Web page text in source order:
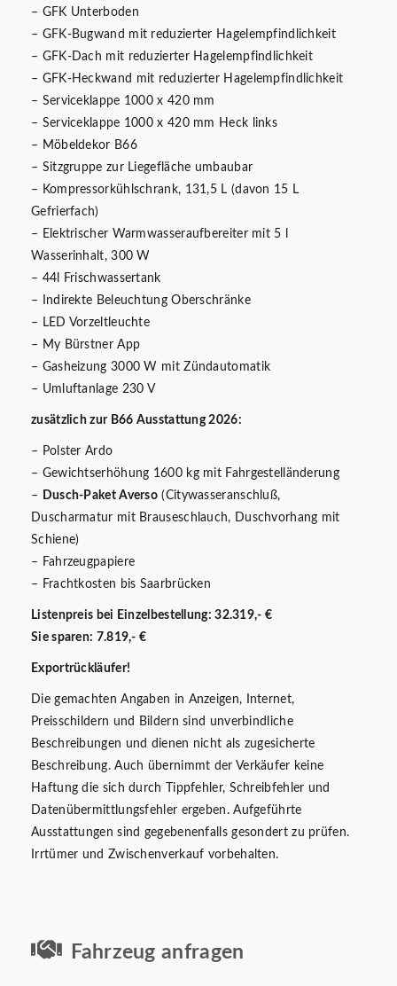
– GFK Unterboden
– GFK-Bugwand mit reduzierter Hagelempfindlichkeit
– GFK-Dach mit reduzierter Hagelempfindlichkeit
– GFK-Heckwand mit reduzierter Hagelempfindlichkeit
– Serviceklappe 1000 x 420 mm
– Serviceklappe 1000 x 420 mm Heck links
– Möbeldekor B66
– Sitzgruppe zur Liegefläche umbaubar
– Kompressorkühlschrank, 131,5 L (davon 15 L
Gefrierfach)
– Elektrischer Warmwasseraufbereiter mit 5 l
Wasserinhalt, 300 W
– 44l Frischwassertank
– Indirekte Beleuchtung Oberschränke
– LED Vorzeltleuchte
– My Bürstner App
– Gasheizung 3000 W mit Zündautomatik
– Umluftanlage 230 V
zusätzlich zur B66 Ausstattung 2026:
– Polster Ardo
– Gewichtserhöhung 1600 kg mit Fahrgestelländerung
–
Dusch-Paket Averso (Citywasseranschluß,
Duscharmatur mit Brauseschlauch, Duschvorhang mit
Schiene)
– Fahrzeugpapiere
– Frachtkosten bis Saarbrücken
Listenpreis bei Einzelbestellung: 32.319,- €
Sie sparen: 7.819,- €
Exportrückläufer!
Die gemachten Angaben in Anzeigen, Internet,
Preisschildern und Bildern sind unverbindliche
Beschreibungen und dienen nicht als zugesicherte
Beschreibung. Auch übernimmt der Verkäufer keine
Haftung die sich durch Tippfehler, Schreibfehler und
Datenübermittlungsfehler ergeben. Aufgeführte
Ausstattungen sind gegebenenfalls gesondert zu prüfen.
Irrtümer und Zwischenverkauf vorbehalten.
Fahrzeug anfragen